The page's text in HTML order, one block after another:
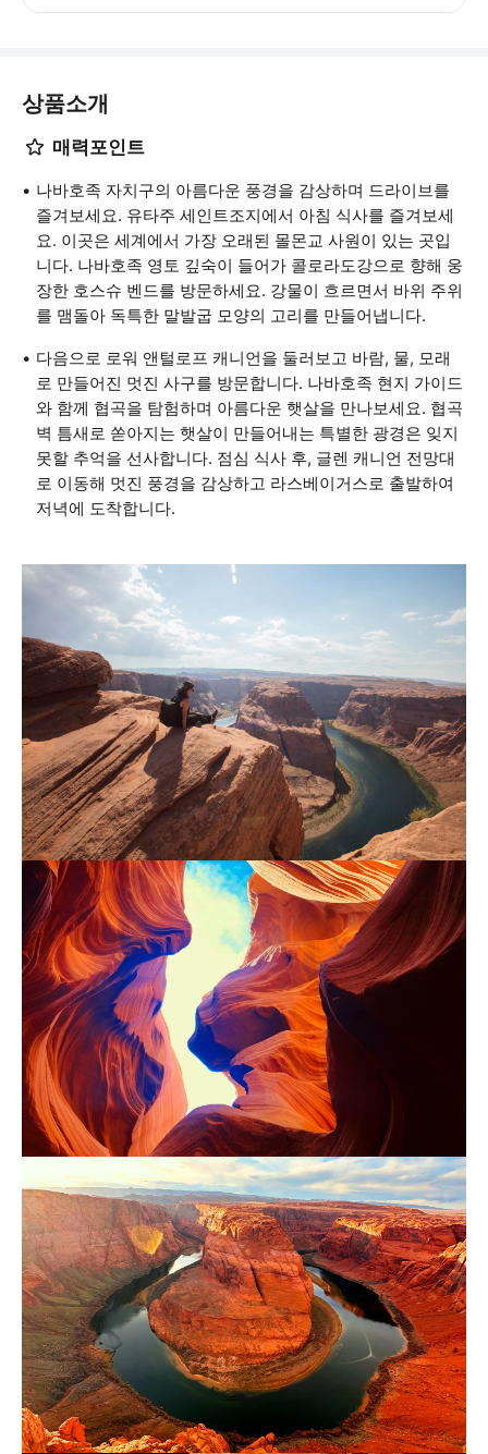
상품소개
매력포인트
나바호족 자치구의 아름다운 풍경을 감상하며 드라이브를
즐겨보세요. 유타주 세인트조지에서 아침 식사를 즐겨보세
요. 이곳은 세계에서 가장 오래된 몰몬교 사원이 있는 곳입
니다. 나바호족 영토 깊숙이 들어가 콜로라도강으로 향해 웅
장한 호스슈 벤드를 방문하세요. 강물이 흐르면서 바위 주위
를 맴돌아 독특한 말발굽 모양의 고리를 만들어냅니다.
다음으로 로워 앤털로프 캐니언을 둘러보고 바람, 물, 모래
로 만들어진 멋진 사구를 방문합니다. 나바호족 현지 가이드
와 함께 협곡을 탐험하며 아름다운 햇살을 만나보세요. 협곡
벽 틈새로 쏟아지는 햇살이 만들어내는 특별한 광경은 잊지
못할 추억을 선사합니다. 점심 식사 후, 글렌 캐니언 전망대
로 이동해 멋진 풍경을 감상하고 라스베이거스로 출발하여
저녁에 도착합니다.